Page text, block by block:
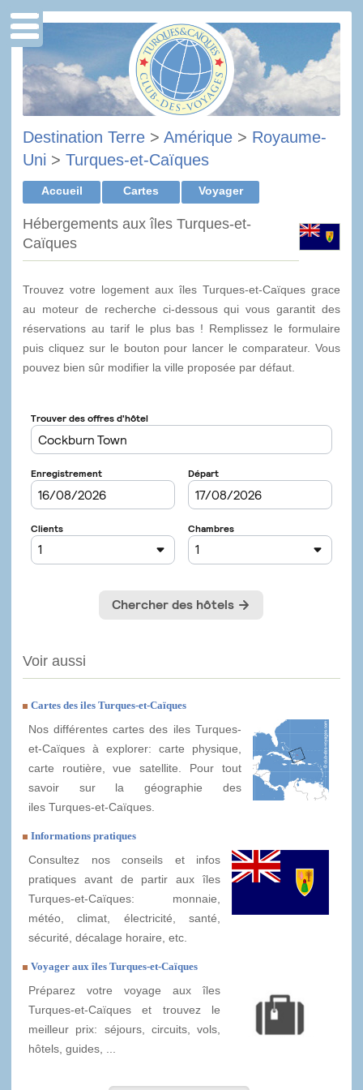
Destination Terre > Amérique > Royaume-
Uni > Turques-et-Caïques
Accueil Cartes Voyager
Hébergements aux îles Turques-et-
Caïques
Trouvez votre logement aux îles Turques-et-Caïques grace
au moteur de recherche ci-dessous qui vous garantit des
réservations au tarif le plus bas ! Remplissez le formulaire
puis cliquez sur le bouton pour lancer le comparateur. Vous
pouvez bien sûr modifier la ville proposée par défaut.
Voir aussi
Cartes des iles Turques-et-Caïques
Nos différentes cartes des iles Turques-
et-Caïques à explorer: carte physique,
carte routière, vue satellite. Pour tout
savoir sur la géographie des
iles Turques-et-Caïques.
Informations pratiques
Consultez nos conseils et infos
pratiques avant de partir aux îles
Turques-et-Caïques: monnaie,
météo, climat, électricité, santé,
sécurité, décalage horaire, etc.
Voyager aux îles Turques-et-Caïques
Préparez votre voyage aux îles
Turques-et-Caïques et trouvez le
meilleur prix: séjours, circuits, vols,
hôtels, guides, ...